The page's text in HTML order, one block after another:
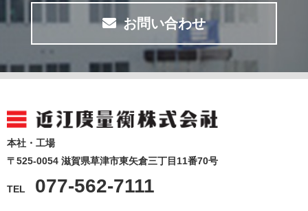
お問い合わせ
本社・工場
〒525-0054 滋賀県草津市東矢倉三丁目11番70号
TEL 077-562-7111